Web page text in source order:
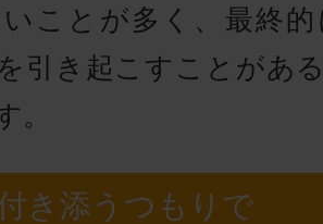
ことが多く、最終
引き起こすことがあ
。
き添うつもりで